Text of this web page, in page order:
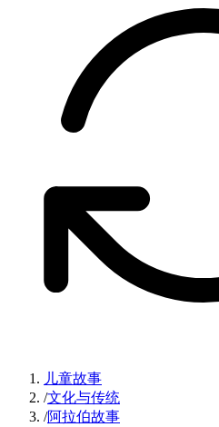
儿童故事
/文化与传统
/阿拉伯故事